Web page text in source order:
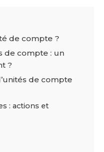
de compte ?
de compte : un
?
de compte
: actions et